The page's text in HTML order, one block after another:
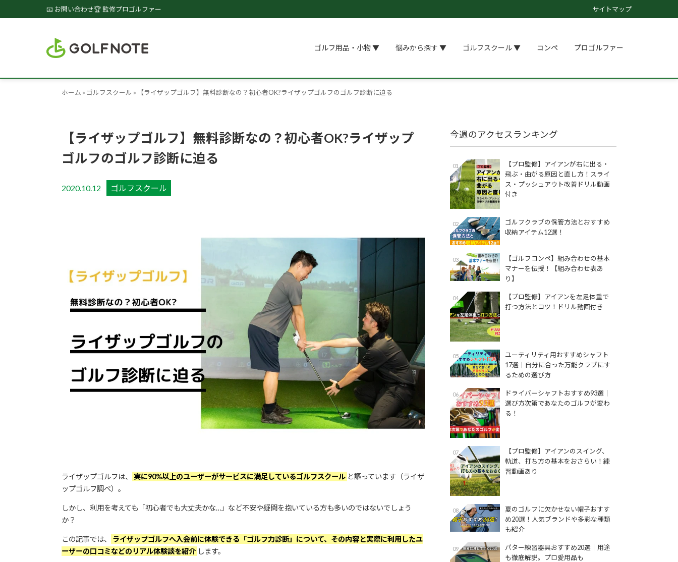
📧 お問い合わせ🏆 監修プロゴルファー サイトマップ
ゴルフ用品・小物 ▼ 悩みから探す ▼ ゴルフスクール ▼ コンペ プロゴルファー
ホーム » ゴルフスクール » 【ライザップゴルフ】無料診断なの？初心者OK?ライザップゴルフのゴルフ診断に迫る
【ライザップゴルフ】無料診断なの？初心者OK?ライザップ
ゴルフのゴルフ診断に迫る
2020.10.12 ゴルフスクール
ライザップゴルフは、 実に90%以上のユーザーがサービスに満足しているゴルフスクール と謳っています（ライザ
ップゴルフ調べ）。
しかし、利用を考えても「初心者でも大丈夫かな…」など不安や疑問を抱いている方も多いのではないでしょう
か？
この記事では、
ライザップゴルフへ入会前に体験できる「ゴルフ力診断」について、その内容と実際に利用したユ
ーザーの口コミなどのリアル体験談を紹介 します。
今週のアクセスランキング
01
【プロ監修】アイアンが右に出る・
飛ぶ・曲がる原因と直し方！スライ
ス・プッシュアウト改善ドリル動画
付き
02
ゴルフクラブの保管方法とおすすめ
収納アイテム12選！
03
【ゴルフコンペ】組み合わせの基本
マナーを伝授！【組み合わせ表あ
り】
04
【プロ監修】アイアンを左足体重で
打つ方法とコツ！ドリル動画付き
05
ユーティリティ用おすすめシャフト
17選│自分に合った万能クラブにす
るための選び方
06
ドライバーシャフトおすすめ93選│
選び方次第であなたのゴルフが変わ
る！
07
【プロ監修】アイアンのスイング、
軌道、打ち方の基本をおさらい！練
習動画あり
08
夏のゴルフに欠かせない帽子おすす
め20選！人気ブランドや多彩な種類
も紹介
09
パター練習器具おすすめ20選｜用途
も徹底解説。プロ愛用品も